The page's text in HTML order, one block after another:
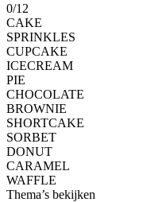
0/12
CAKE
SPRINKLES
CUPCAKE
ICECREAM
PIE
CHOCOLATE
BROWNIE
SHORTCAKE
SORBET
DONUT
CARAMEL
WAFFLE
Thema’s bekijken